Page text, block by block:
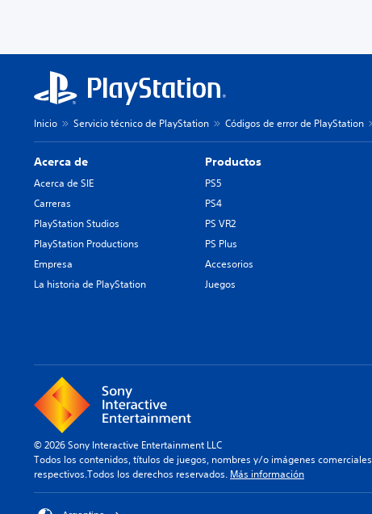
Inicio Servicio técnico de PlayStation Códigos de error de PlayStation
Acerca de
Acerca de SIE
Carreras
PlayStation Studios
PlayStation Productions
Empresa
La historia de PlayStation
Productos
PS5
PS4
PS VR2
PS Plus
Accesorios
Juegos
© 2026 Sony Interactive Entertainment LLC
Todos los contenidos, títulos de juegos, nombres y/o imágenes
respectivos.Todos los derechos reservados. Más información